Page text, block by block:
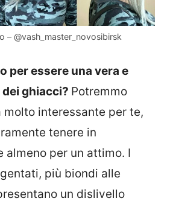
– @vash_master_novosibirsk
per essere una vera e
ghiacci? Potremmo
molto interessante per te,
tenere in
almeno per un attimo. I
più biondi alle
un dislivello